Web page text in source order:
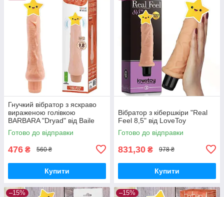
Гнучкий вібратор з яскраво
вираженою голівкою
BARBARA "Dryad" від Baile
(довжина 25 см, діаметр 4
см.)
Готово до відправки
476 ₴ 560 ₴
Купити
Вібратор з кібершкіри "Real
Feel 8,5" від LoveToy
Готово до відправки
831,30 ₴ 978 ₴
Купити
–15% –15%